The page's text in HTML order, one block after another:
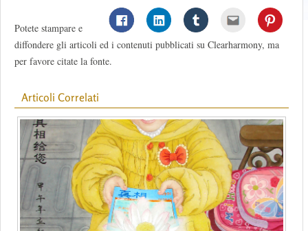
Potete stampare e
diffondere gli articoli ed i contenuti pubblicati su Clearharmony, ma
per favore citate la fonte.
Articoli Correlati